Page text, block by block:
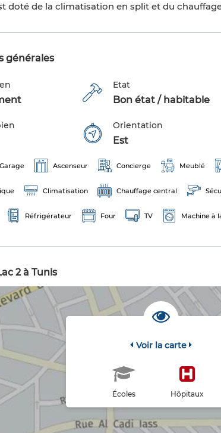
doté de la climatisation en split et du
générales
Etat
Bon état / habitable
Orientation
Est
Garage Ascenseur Concierge Meublé
Climatisation Chauffage central
Réfrigérateur Four TV Machine à
2 à Tunis
Voir la carte
Écoles Hôpitaux